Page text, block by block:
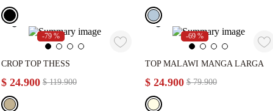
-79 %
CROP TOP THESS
$ 119.900
$ 24.900
-69 %
TOP MALAWI MANGA LARGA
$ 79.900
$ 24.900